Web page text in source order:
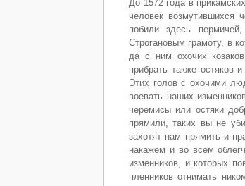
До 1572 года в
человек возмутившихся
побили здесь
Строгановым грамоту, в
да с ним охочих
прибрать также остяков
Этих голов с охочими
воевать наших
черемисы или остяки
прямили, таких вы не
захотят нам прямить и
накажем и во всем
изменников, и которых
пленников отнимать